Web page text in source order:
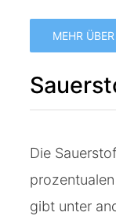
MEHR
Die
gibt unter